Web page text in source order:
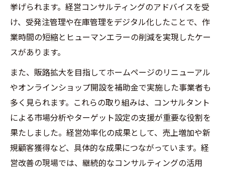
挙げられます。経営コンサルティングのアドバイスを受
け、受発注管理や在庫管理をデジタル化したことで、作
業時間の短縮とヒューマンエラーの削減を実現したケー
スがあります。
また、販路拡大を目指してホームページのリニューアル
やオンラインショップ開設を補助金で実施した事業者も
多く見られます。これらの取り組みは、コンサルタント
による市場分析やターゲット設定の支援が重要な役割を
果たしました。経営効率化の成果として、売上増加や新
規顧客獲得など、具体的な成果につながっています。経
営改善の現場では、継続的なコンサルティングの活用